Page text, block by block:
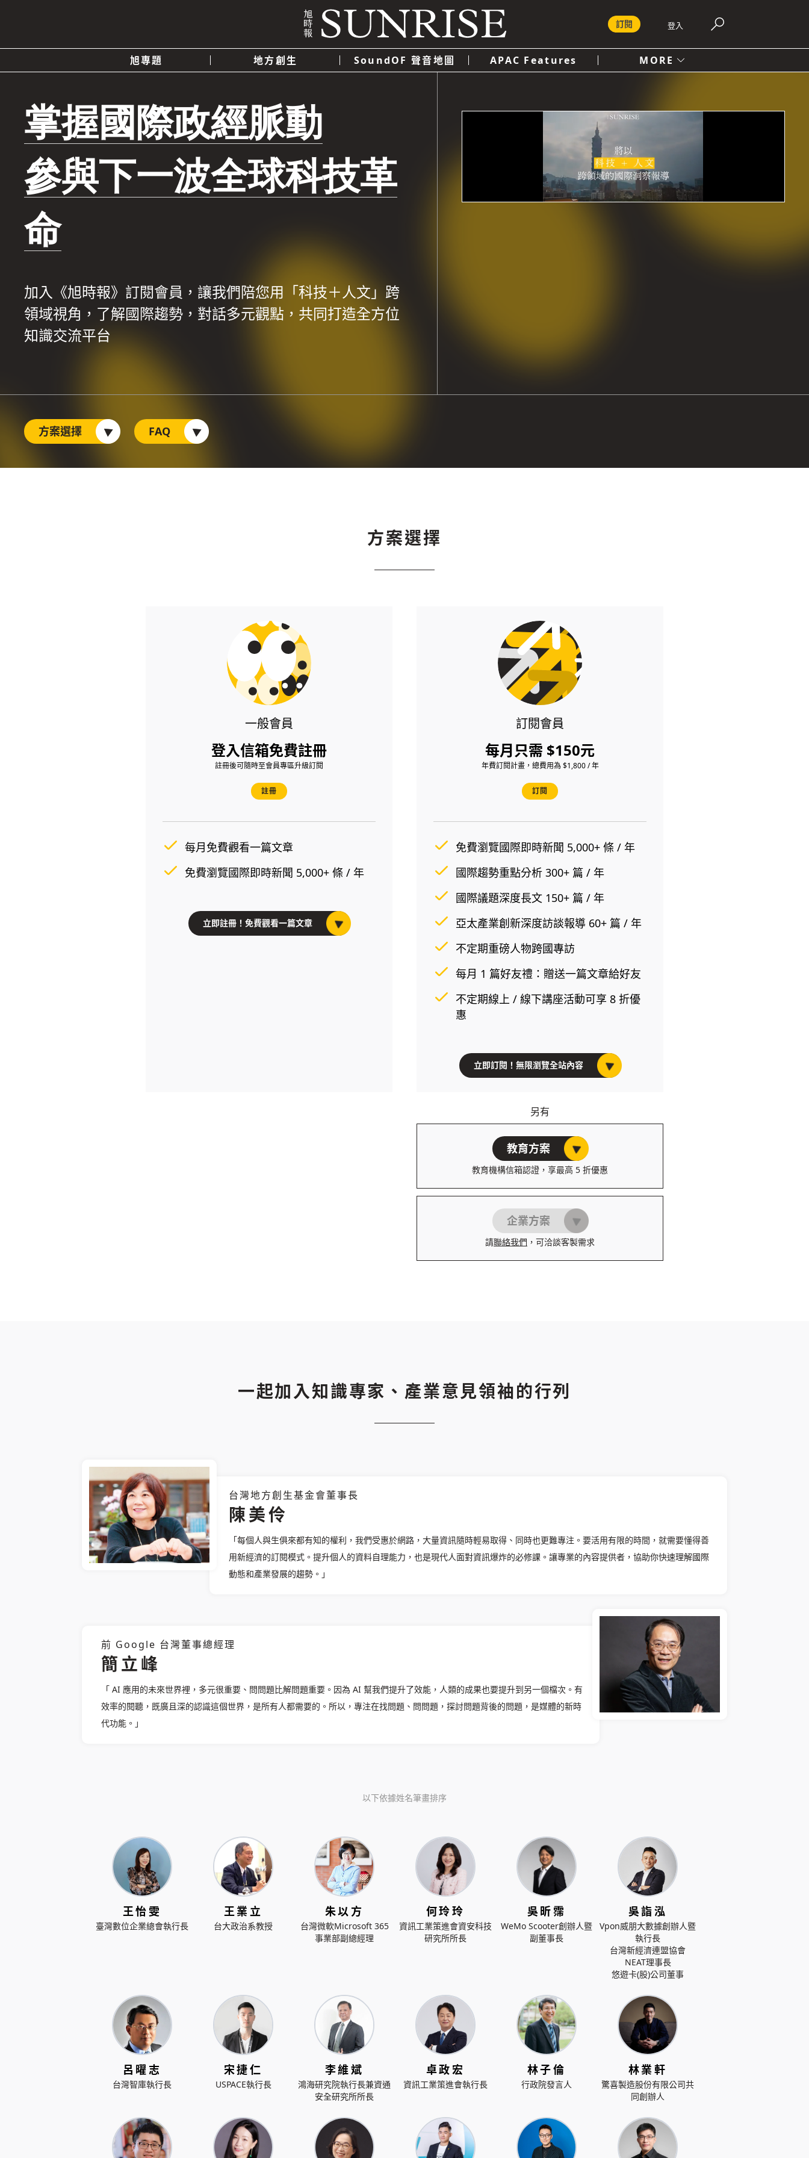
登入
訂閱
旭專題 地方創生 SoundOF 聲音地圖 APAC Features MORE
政治 經濟 社會 人文
歡迎您加入《旭時報》
掌握國際政經脈動
驗證
掌握國際政經脈動
參與下一波全球科技革
命
加入《旭時報》訂閱會員，讓我們陪您用「科技＋人文」跨
領域視角，了解國際趨勢，對話多元觀點，共同打造全方位
知識交流平台
方案選擇 FAQ
方案選擇
一般會員
登入信箱免費註冊
註冊後可隨時至會員專區升級訂閱
註冊
每月免費觀看一篇文章
免費瀏覽國際即時新聞 5,000+ 條 / 年
立即註冊！免費觀看一篇文章
訂閱會員
每月只需 $150元
年費訂閱計畫，總費用為 $1,800 / 年
訂閱
免費瀏覽國際即時新聞 5,000+ 條 / 年
國際趨勢重點分析 300+ 篇 / 年
國際議題深度長文 150+ 篇 / 年
亞太產業創新深度訪談報導 60+ 篇 / 年
不定期重磅人物跨國專訪
每月 1 篇好友禮：贈送一篇文章給好友
不定期線上 / 線下講座活動可享 8 折優
惠
立即訂閱！無限瀏覽全站內容
另有
教育方案
教育機構信箱認證，享最高 5 折優惠
企業方案
請聯絡我們 ，可洽談客製需求
一起加入知識專家、產業意見領袖的行列
台灣地方創生基金會董事長
陳美伶
「每個人與生俱來都有知的權利，我們受惠於網路，大量資訊隨時輕易取得、同時也更難專注。要活用有限的時間，就需要懂得善
用新經濟的訂閱模式。提升個人的資料自理能力，也是現代人面對資訊爆炸的必修課。讓專業的內容提供者，協助你快速理解國際
動態和產業發展的趨勢。」
前 Google 台灣董事總經理
簡立峰
「 AI 應用的未來世界裡，多元很重要、問問題比解問題重要。因為 AI 幫我們提升了效能，人類的成果也要提升到另一個檔次。有
效率的閱聽，既廣且深的認識這個世界，是所有人都需要的。所以，專注在找問題、問問題，探討問題背後的問題，是媒體的新時
代功能。」
以下依據姓名筆畫排序
王怡雯
臺灣數位企業總會執行長
王業立
台大政治系教授
朱以方
台灣微軟Microsoft 365
事業部副總經理
何玲玲
資訊工業策進會資安科技
研究所所長
吳昕霈
WeMo Scooter創辦人暨
副董事長
吳詣泓
Vpon威朋大數據創辦人暨
執行長
台灣新經濟連盟協會
NEAT理事長
悠遊卡(股)公司董事
呂曜志
台灣智庫執行長
宋捷仁
USPACE執行長
李維斌
鴻海研究院執行長兼資通
安全研究所所長
卓政宏
資訊工業策進會執行長
林子倫
行政院發言人
林業軒
驚喜製造股份有限公司共
同創辦人